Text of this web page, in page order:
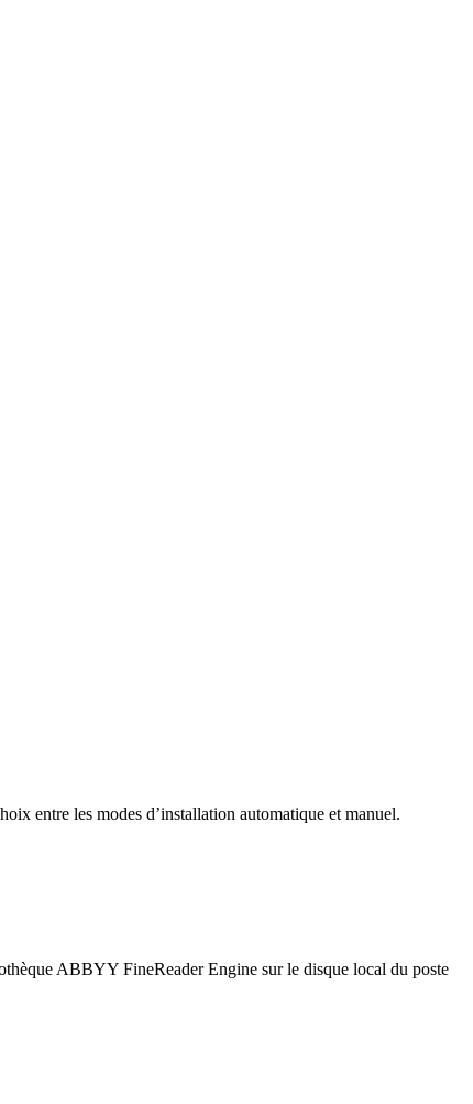
entre les modes d’installation automatique et manuel.
ABBYY FineReader Engine sur le disque local du poste